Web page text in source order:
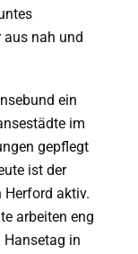
aus nah und
ein
im
gepflegt
ist der
aktiv.
arbeiten eng
in